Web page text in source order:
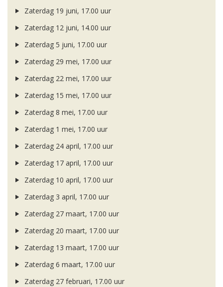
Zaterdag 19 juni, 17.00 uur
Zaterdag 12 juni, 14.00 uur
Zaterdag 5 juni, 17.00 uur
Zaterdag 29 mei, 17.00 uur
Zaterdag 22 mei, 17.00 uur
Zaterdag 15 mei, 17.00 uur
Zaterdag 8 mei, 17.00 uur
Zaterdag 1 mei, 17.00 uur
Zaterdag 24 april, 17.00 uur
Zaterdag 17 april, 17.00 uur
Zaterdag 10 april, 17.00 uur
Zaterdag 3 april, 17.00 uur
Zaterdag 27 maart, 17.00 uur
Zaterdag 20 maart, 17.00 uur
Zaterdag 13 maart, 17.00 uur
Zaterdag 6 maart, 17.00 uur
Zaterdag 27 februari, 17.00 uur